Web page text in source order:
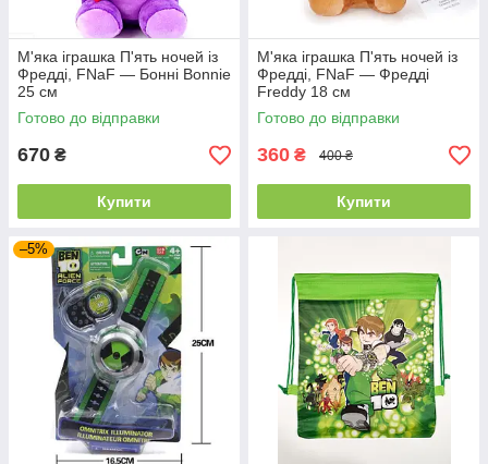
М'яка іграшка П'ять ночей із
Фредді, FNaF — Бонні Bonnie
25 см
Готово до відправки
670 ₴
Купити
М'яка іграшка П'ять ночей із
Фредді, FNaF — Фредді
Freddy 18 см
Готово до відправки
360 ₴ 400 ₴
Купити
–5%